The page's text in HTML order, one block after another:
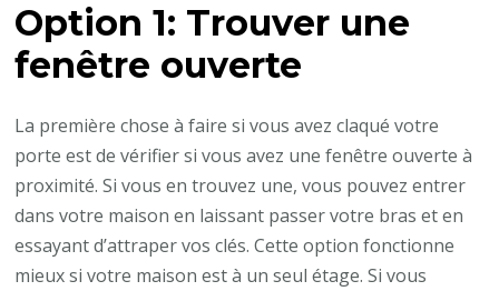
Option 1: Trouver une
fenêtre ouverte
La première chose à faire si vous avez claqué votre
porte est de vérifier si vous avez une fenêtre ouverte à
proximité. Si vous en trouvez une, vous pouvez entrer
dans votre maison en laissant passer votre bras et en
essayant d’attraper vos clés. Cette option fonctionne
mieux si votre maison est à un seul étage. Si vous